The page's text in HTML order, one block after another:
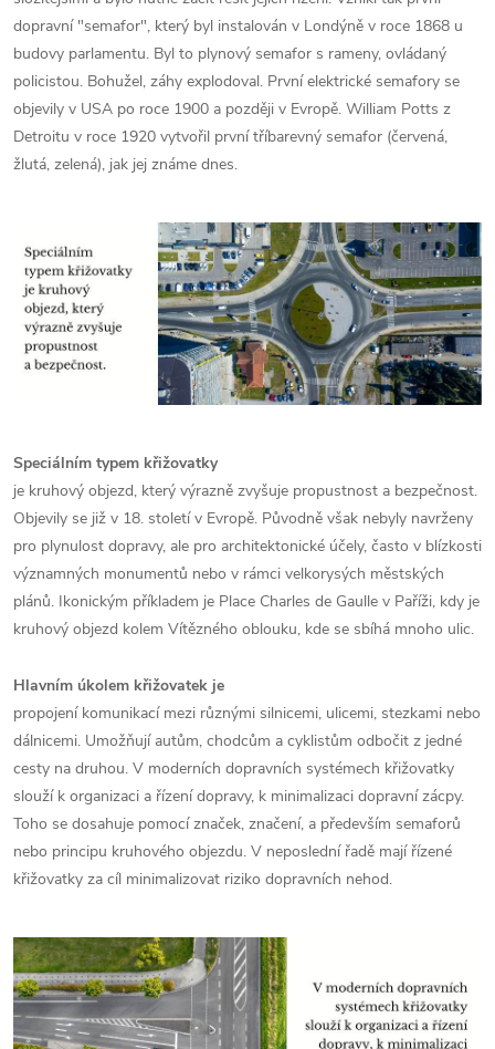
dopravní "semafor", který byl instalován v Londýně v roce 1868 u
budovy parlamentu. Byl to plynový semafor s rameny, ovládaný
policistou. Bohužel, záhy explodoval. První elektrické semafory se
objevily v USA po roce 1900 a později v Evropě. William Potts z
Detroitu v roce 1920 vytvořil první tříbarevný semafor (červená,
žlutá, zelená), jak jej známe dnes.
Speciálním typem křižovatky
je kruhový objezd, který výrazně zvyšuje propustnost a bezpečnost.
Objevily se již v 18. století v Evropě. Původně však nebyly navrženy
pro plynulost dopravy, ale pro architektonické účely, často v blízkosti
významných monumentů nebo v rámci velkorysých městských
plánů. Ikonickým příkladem je Place Charles de Gaulle v Paříži, kdy je
kruhový objezd kolem Vítězného oblouku, kde se sbíhá mnoho ulic.
Hlavním úkolem křižovatek je
propojení komunikací mezi různými silnicemi, ulicemi, stezkami nebo
dálnicemi. Umožňují autům, chodcům a cyklistům odbočit z jedné
cesty na druhou. V moderních dopravních systémech křižovatky
slouží k organizaci a řízení dopravy, k minimalizaci dopravní zácpy.
Toho se dosahuje pomocí značek, značení, a především semaforů
nebo principu kruhového objezdu. V neposlední řadě mají řízené
křižovatky za cíl minimalizovat riziko dopravních nehod.